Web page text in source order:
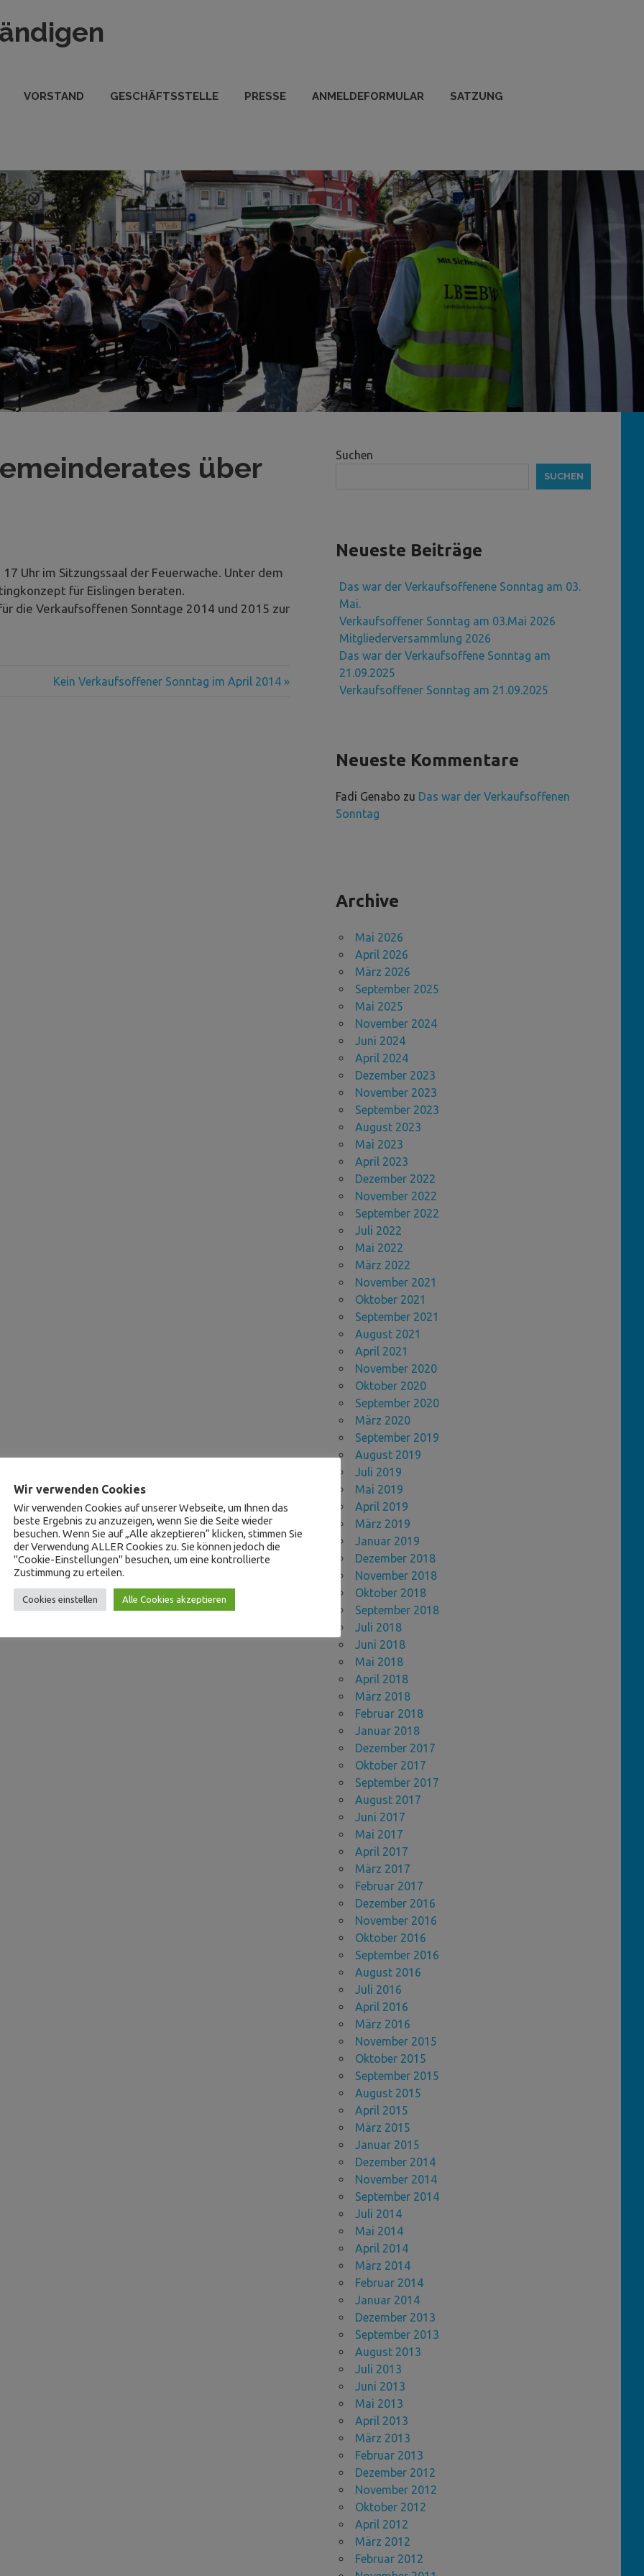
VORSTAND GESCHÄFTSSTELLE PRESSE ANMELDEFORMULAR SATZUNG
über
Uhr im Sitzungssaal der Feuerwache. Unter dem
für Eislingen beraten.
die Verkaufsoffenen Sonntage 2014 und 2015 zur
Nächster
Kein Verkaufsoffener Sonntag im April 2014
Suchen
SUCHEN
Neueste Beiträge
Das war der Verkaufsoffenene Sonntag am 03.
Mai.
Verkaufsoffener Sonntag am 03.Mai 2026
Mitgliederversammlung 2026
Das war der Verkaufsoffene Sonntag am
21.09.2025
Verkaufsoffener Sonntag am 21.09.2025
Neueste Kommentare
Fadi Genabo zu Das war der Verkaufsoffenen
Sonntag
Archive
Mai 2026
April 2026
März 2026
September 2025
Mai 2025
November 2024
Juni 2024
April 2024
Dezember 2023
November 2023
September 2023
August 2023
Mai 2023
April 2023
Dezember 2022
November 2022
September 2022
Juli 2022
Mai 2022
März 2022
November 2021
Oktober 2021
September 2021
August 2021
April 2021
November 2020
Oktober 2020
September 2020
März 2020
September 2019
August 2019
Juli 2019
Mai 2019
April 2019
März 2019
Januar 2019
Dezember 2018
November 2018
Oktober 2018
September 2018
Juli 2018
Juni 2018
Mai 2018
April 2018
März 2018
Februar 2018
Januar 2018
Dezember 2017
Oktober 2017
September 2017
August 2017
Juni 2017
Mai 2017
April 2017
März 2017
Februar 2017
Dezember 2016
November 2016
Oktober 2016
September 2016
August 2016
Juli 2016
April 2016
März 2016
November 2015
Oktober 2015
September 2015
August 2015
April 2015
März 2015
Januar 2015
Dezember 2014
November 2014
September 2014
Juli 2014
Mai 2014
April 2014
März 2014
Februar 2014
Januar 2014
Dezember 2013
September 2013
August 2013
Juli 2013
Juni 2013
Mai 2013
April 2013
März 2013
Februar 2013
Dezember 2012
November 2012
Oktober 2012
April 2012
März 2012
Februar 2012
Wir verwenden Cookies
Wir verwenden Cookies auf unserer Webseite, um Ihnen das
beste Ergebnis zu anzuzeigen, wenn Sie die Seite wieder
besuchen. Wenn Sie auf „Alle akzeptieren“ klicken, stimmen Sie
der Verwendung ALLER Cookies zu. Sie können jedoch die
"Cookie-Einstellungen" besuchen, um eine kontrollierte
Zustimmung zu erteilen.
Cookies einstellen Alle Cookies akzeptieren